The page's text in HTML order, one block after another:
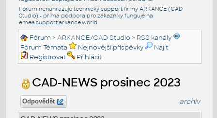
Fórum nenahrazuje technický support firmy ARKANCE (CAD
Studio) - přímá podpora pro zákazníky funguje na
emea.support.arkance.world
Fórum >ARKANCE/CAD Studio > RSS kanály
Fórum Témata
Nejnovější příspěvky
Najít
Registrovat
Přihlásit
CAD-NEWS prosinec 2023
Odpovědět archiv